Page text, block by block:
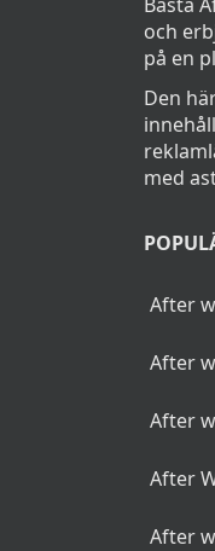
och
på en
Den
med
After
After
After
After
After